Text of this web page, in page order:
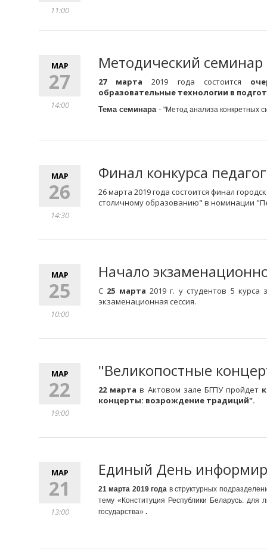
11:00
МАР
27
14:00
Методический семинар
27 марта 2019 года состоится
образовательные технологии в
Тема семинара- "Метод анализа конкретных
МАР
26
14:30
Финал конкурса
26 марта 2019 года состоится финал
столичному образованию" в номинации
МАР
25
10:00
Начало
С 25 марта 2019 г. у студентов 5
экзаменационная сессия.
МАР
22
19:00
"Великопостные
22 марта в Актовом зале БГПУ пройдет
концерты: возрождение традиций".
МАР
21
13:00
Единый День
21 марта 2019 года в структурных
тему «Конституция Республики Беларусь:
государства» .